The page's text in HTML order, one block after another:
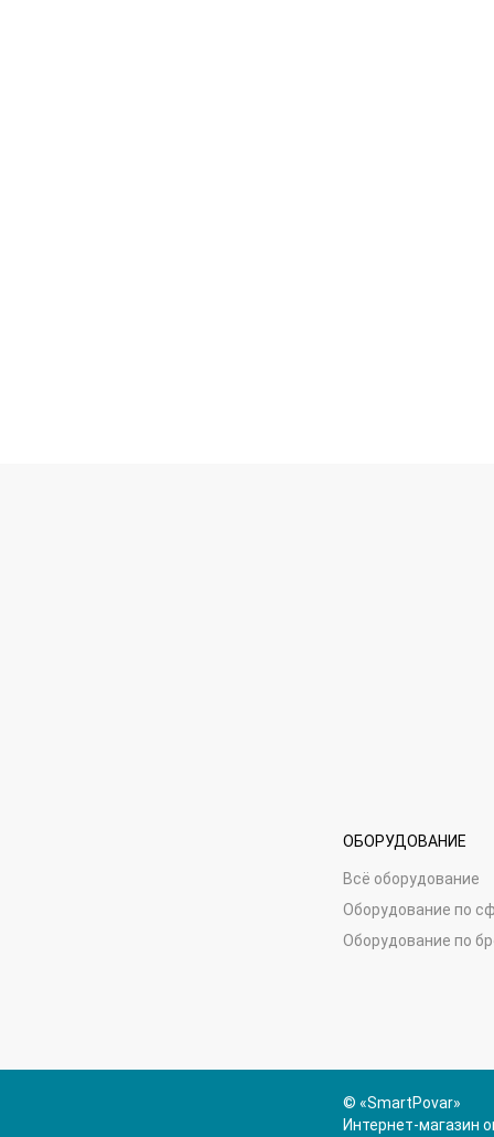
ОБОРУДОВАНИЕ
Всё оборудование
Оборудование по
Оборудование по
© «SmartPovar»
Интернет-магазин